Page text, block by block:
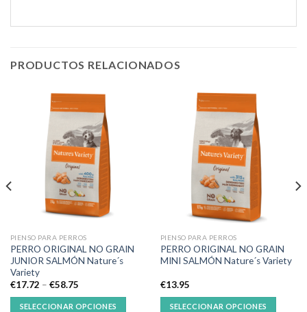
PRODUCTOS RELACIONADOS
PIENSO PARA PERROS
PERRO ORIGINAL NO GRAIN
JUNIOR SALMÓN Nature´s
Variety
€17.72 – €58.75
SELECCIONAR OPCIONES
PIENSO PARA PERROS
PERRO ORIGINAL NO GRAIN
MINI SALMÓN Nature´s Variety
€13.95
SELECCIONAR OPCIONES